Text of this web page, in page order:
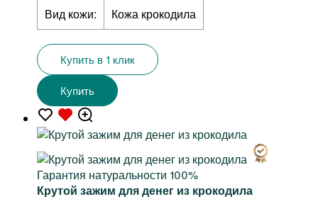
Вид кожи:
Кожа крокодила
Купить в 1 клик
Купить
Гарантия натуральности 100%
Крутой зажим для денег из крокодила